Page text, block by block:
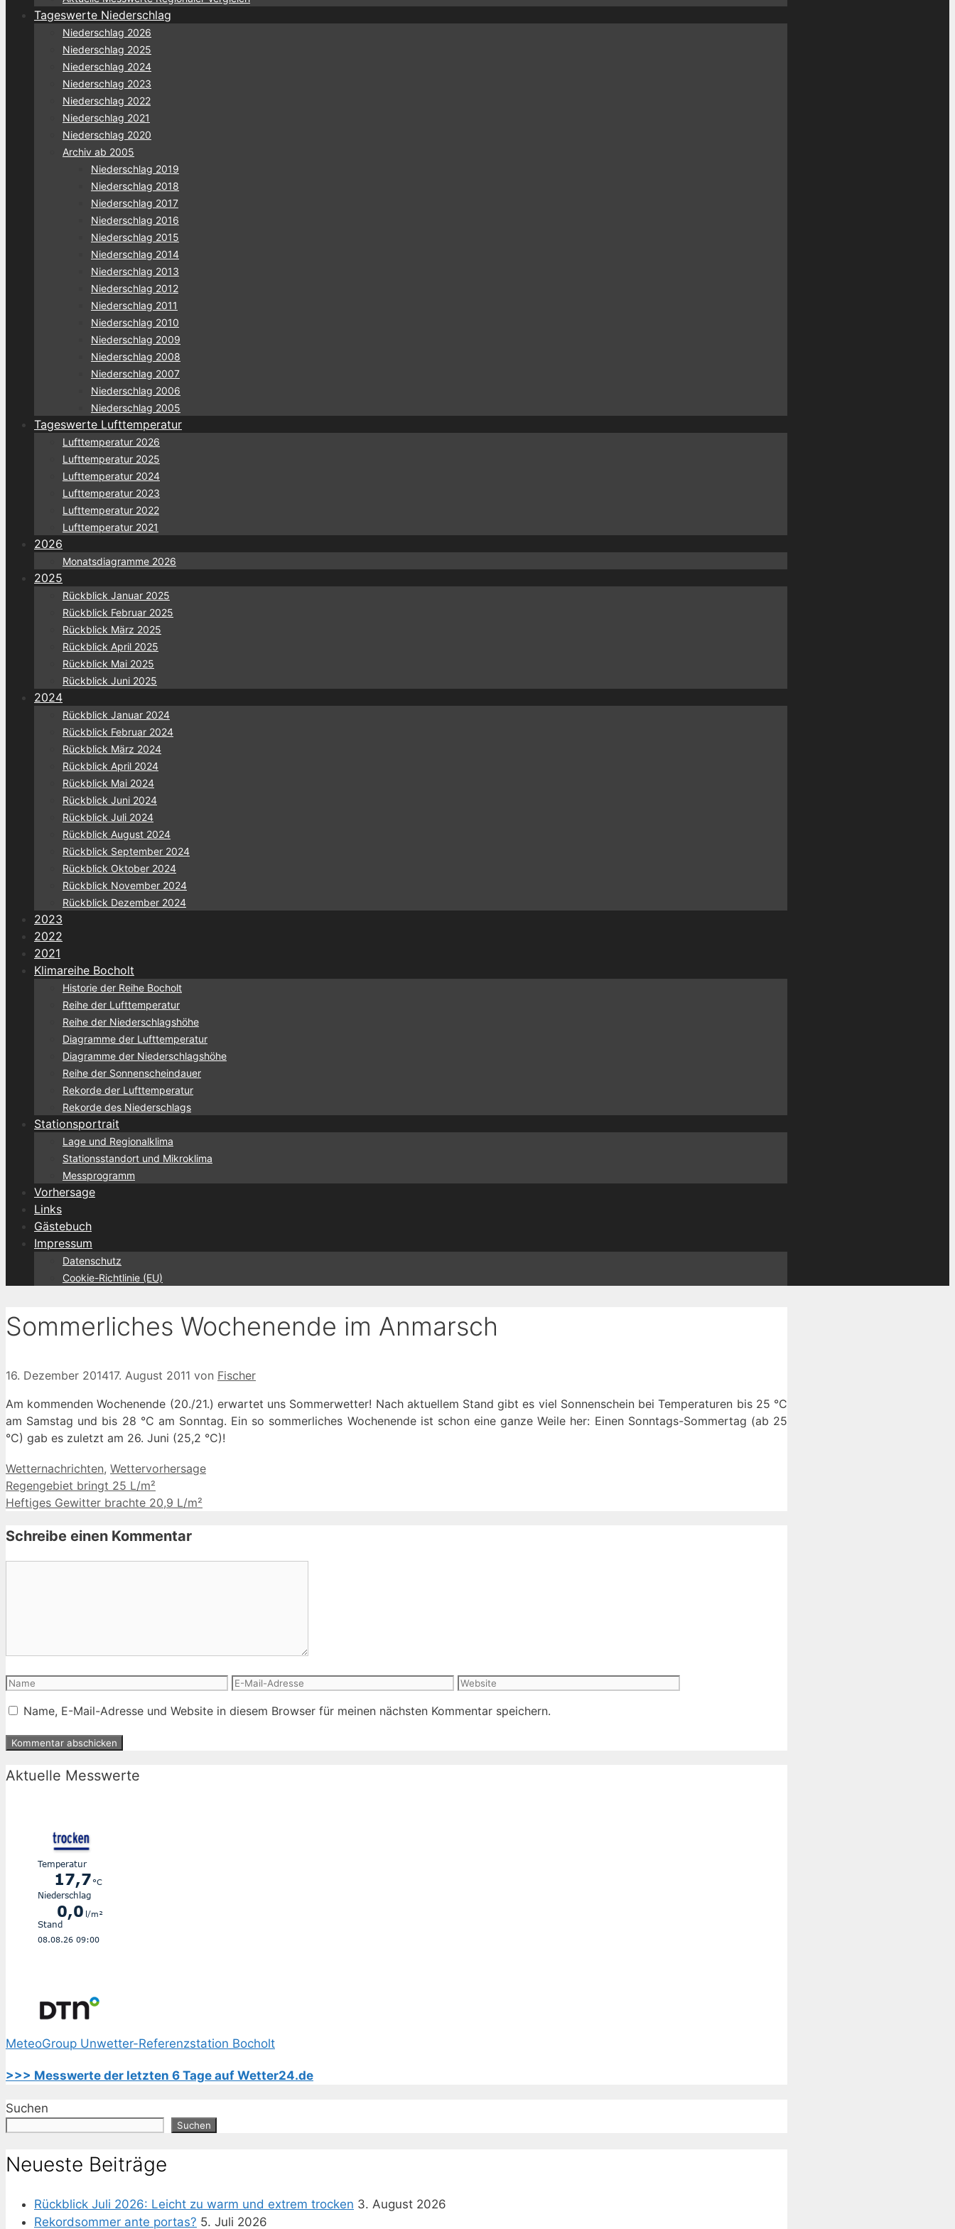
Tageswerte Niederschlag
Niederschlag 2026
Niederschlag 2025
Niederschlag 2024
Niederschlag 2023
Niederschlag 2022
Niederschlag 2021
Niederschlag 2020
Archiv ab 2005
Niederschlag 2019
Niederschlag 2018
Niederschlag 2017
Niederschlag 2016
Niederschlag 2015
Niederschlag 2014
Niederschlag 2013
Niederschlag 2012
Niederschlag 2011
Niederschlag 2010
Niederschlag 2009
Niederschlag 2008
Niederschlag 2007
Niederschlag 2006
Niederschlag 2005
Tageswerte Lufttemperatur
Lufttemperatur 2026
Lufttemperatur 2025
Lufttemperatur 2024
Lufttemperatur 2023
Lufttemperatur 2022
Lufttemperatur 2021
2026
Monatsdiagramme 2026
2025
Rückblick Januar 2025
Rückblick Februar 2025
Rückblick März 2025
Rückblick April 2025
Rückblick Mai 2025
Rückblick Juni 2025
2024
Rückblick Januar 2024
Rückblick Februar 2024
Rückblick März 2024
Rückblick April 2024
Rückblick Mai 2024
Rückblick Juni 2024
Rückblick Juli 2024
Rückblick August 2024
Rückblick September 2024
Rückblick Oktober 2024
Rückblick November 2024
Rückblick Dezember 2024
2023
2022
2021
Klimareihe Bocholt
Historie der Reihe Bocholt
Reihe der Lufttemperatur
Reihe der Niederschlagshöhe
Diagramme der Lufttemperatur
Diagramme der Niederschlagshöhe
Reihe der Sonnenscheindauer
Rekorde der Lufttemperatur
Rekorde des Niederschlags
Stationsportrait
Lage und Regionalklima
Stationsstandort und Mikroklima
Messprogramm
Vorhersage
Links
Gästebuch
Impressum
Datenschutz
Cookie-Richtlinie (EU)
Sommerliches Wochenende im Anmarsch
16. Dezember 201417. August 2011 von Fischer
Am kommenden Wochenende (20./21.) erwartet uns Sommerwetter! Nach aktuellem Stand gibt es viel Sonnenschein bei Temperaturen bis 25 °C
am Samstag und bis 28 °C am Sonntag. Ein so sommerliches Wochenende ist schon eine ganze Weile her: Einen Sonntags-Sommertag (ab 25
°C) gab es zuletzt am 26. Juni (25,2 °C)!
Kategorien
Wetternachrichten, Wettervorhersage
Regengebiet bringt 25 L/m²
Heftiges Gewitter brachte 20,9 L/m²
Schreibe einen Kommentar
Name
E-
Adresse
Website
Name, E-Mail-Adresse und Website in diesem Browser für meinen nächsten Kommentar speichern.
Aktuelle Messwerte
MeteoGroup Unwetter-Referenzstation Bocholt
>>> Messwerte der letzten 6 Tage auf Wetter24.de
Suchen
Suchen
Neueste Beiträge
Rückblick Juli 2026: Leicht zu warm und extrem trocken 3. August 2026
Rekordsommer ante portas? 5. Juli 2026